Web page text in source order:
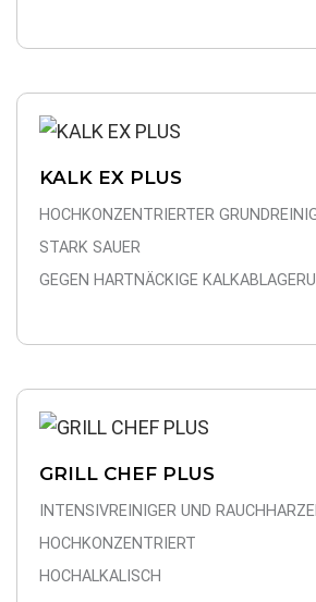
KALK EX PLUS
HOCHKONZENTRIERTER
STARK SAUER
GEGEN HARTNÄCKIGE
GRILL CHEF PLUS
INTENSIVREINIGER UND
HOCHKONZENTRIERT
HOCHALKALISCH